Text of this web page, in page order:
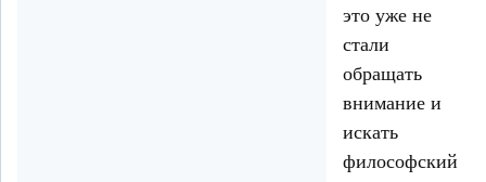
это уже не
стали
обращать
внимание и
искать
философский